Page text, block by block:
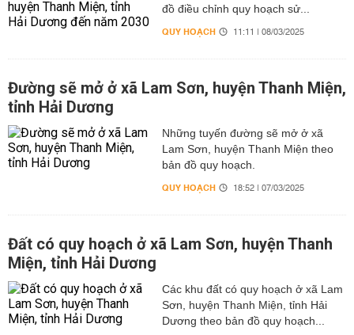
đồ điều chỉnh quy hoạch sử...
QUY HOẠCH 11:11 | 08/03/2025
Đường sẽ mở ở xã Lam Sơn, huyện Thanh Miện,
tỉnh Hải Dương
Những tuyến đường sẽ mở ở xã
Lam Sơn, huyện Thanh Miện theo
bản đồ quy hoạch.
QUY HOẠCH 18:52 | 07/03/2025
Đất có quy hoạch ở xã Lam Sơn, huyện Thanh
Miện, tỉnh Hải Dương
Các khu đất có quy hoạch ở xã Lam
Sơn, huyện Thanh Miện, tỉnh Hải
Dương theo bản đồ quy hoạch...